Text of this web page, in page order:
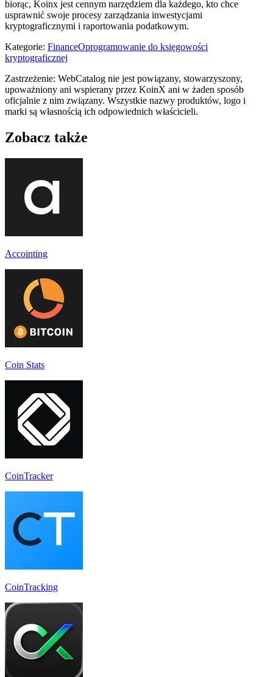
biorąc, Koinx jest cennym narzędziem dla każdego, kto chce
usprawnić swoje procesy zarządzania inwestycjami
kryptograficznymi i raportowania podatkowym.
Kategorie: FinanceOprogramowanie do księgowości
kryptograficznej
Zastrzeżenie: WebCatalog nie jest powiązany, stowarzyszony,
upoważniony ani wspierany przez KoinX ani w żaden sposób
oficjalnie z nim związany. Wszystkie nazwy produktów, logo i
marki są własnością ich odpowiednich właścicieli.
Zobacz także
Accointing
Coin Stats
CoinTracker
CoinTracking